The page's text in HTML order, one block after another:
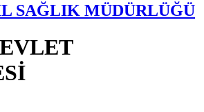
SAĞLIK MÜDÜRLÜĞÜ